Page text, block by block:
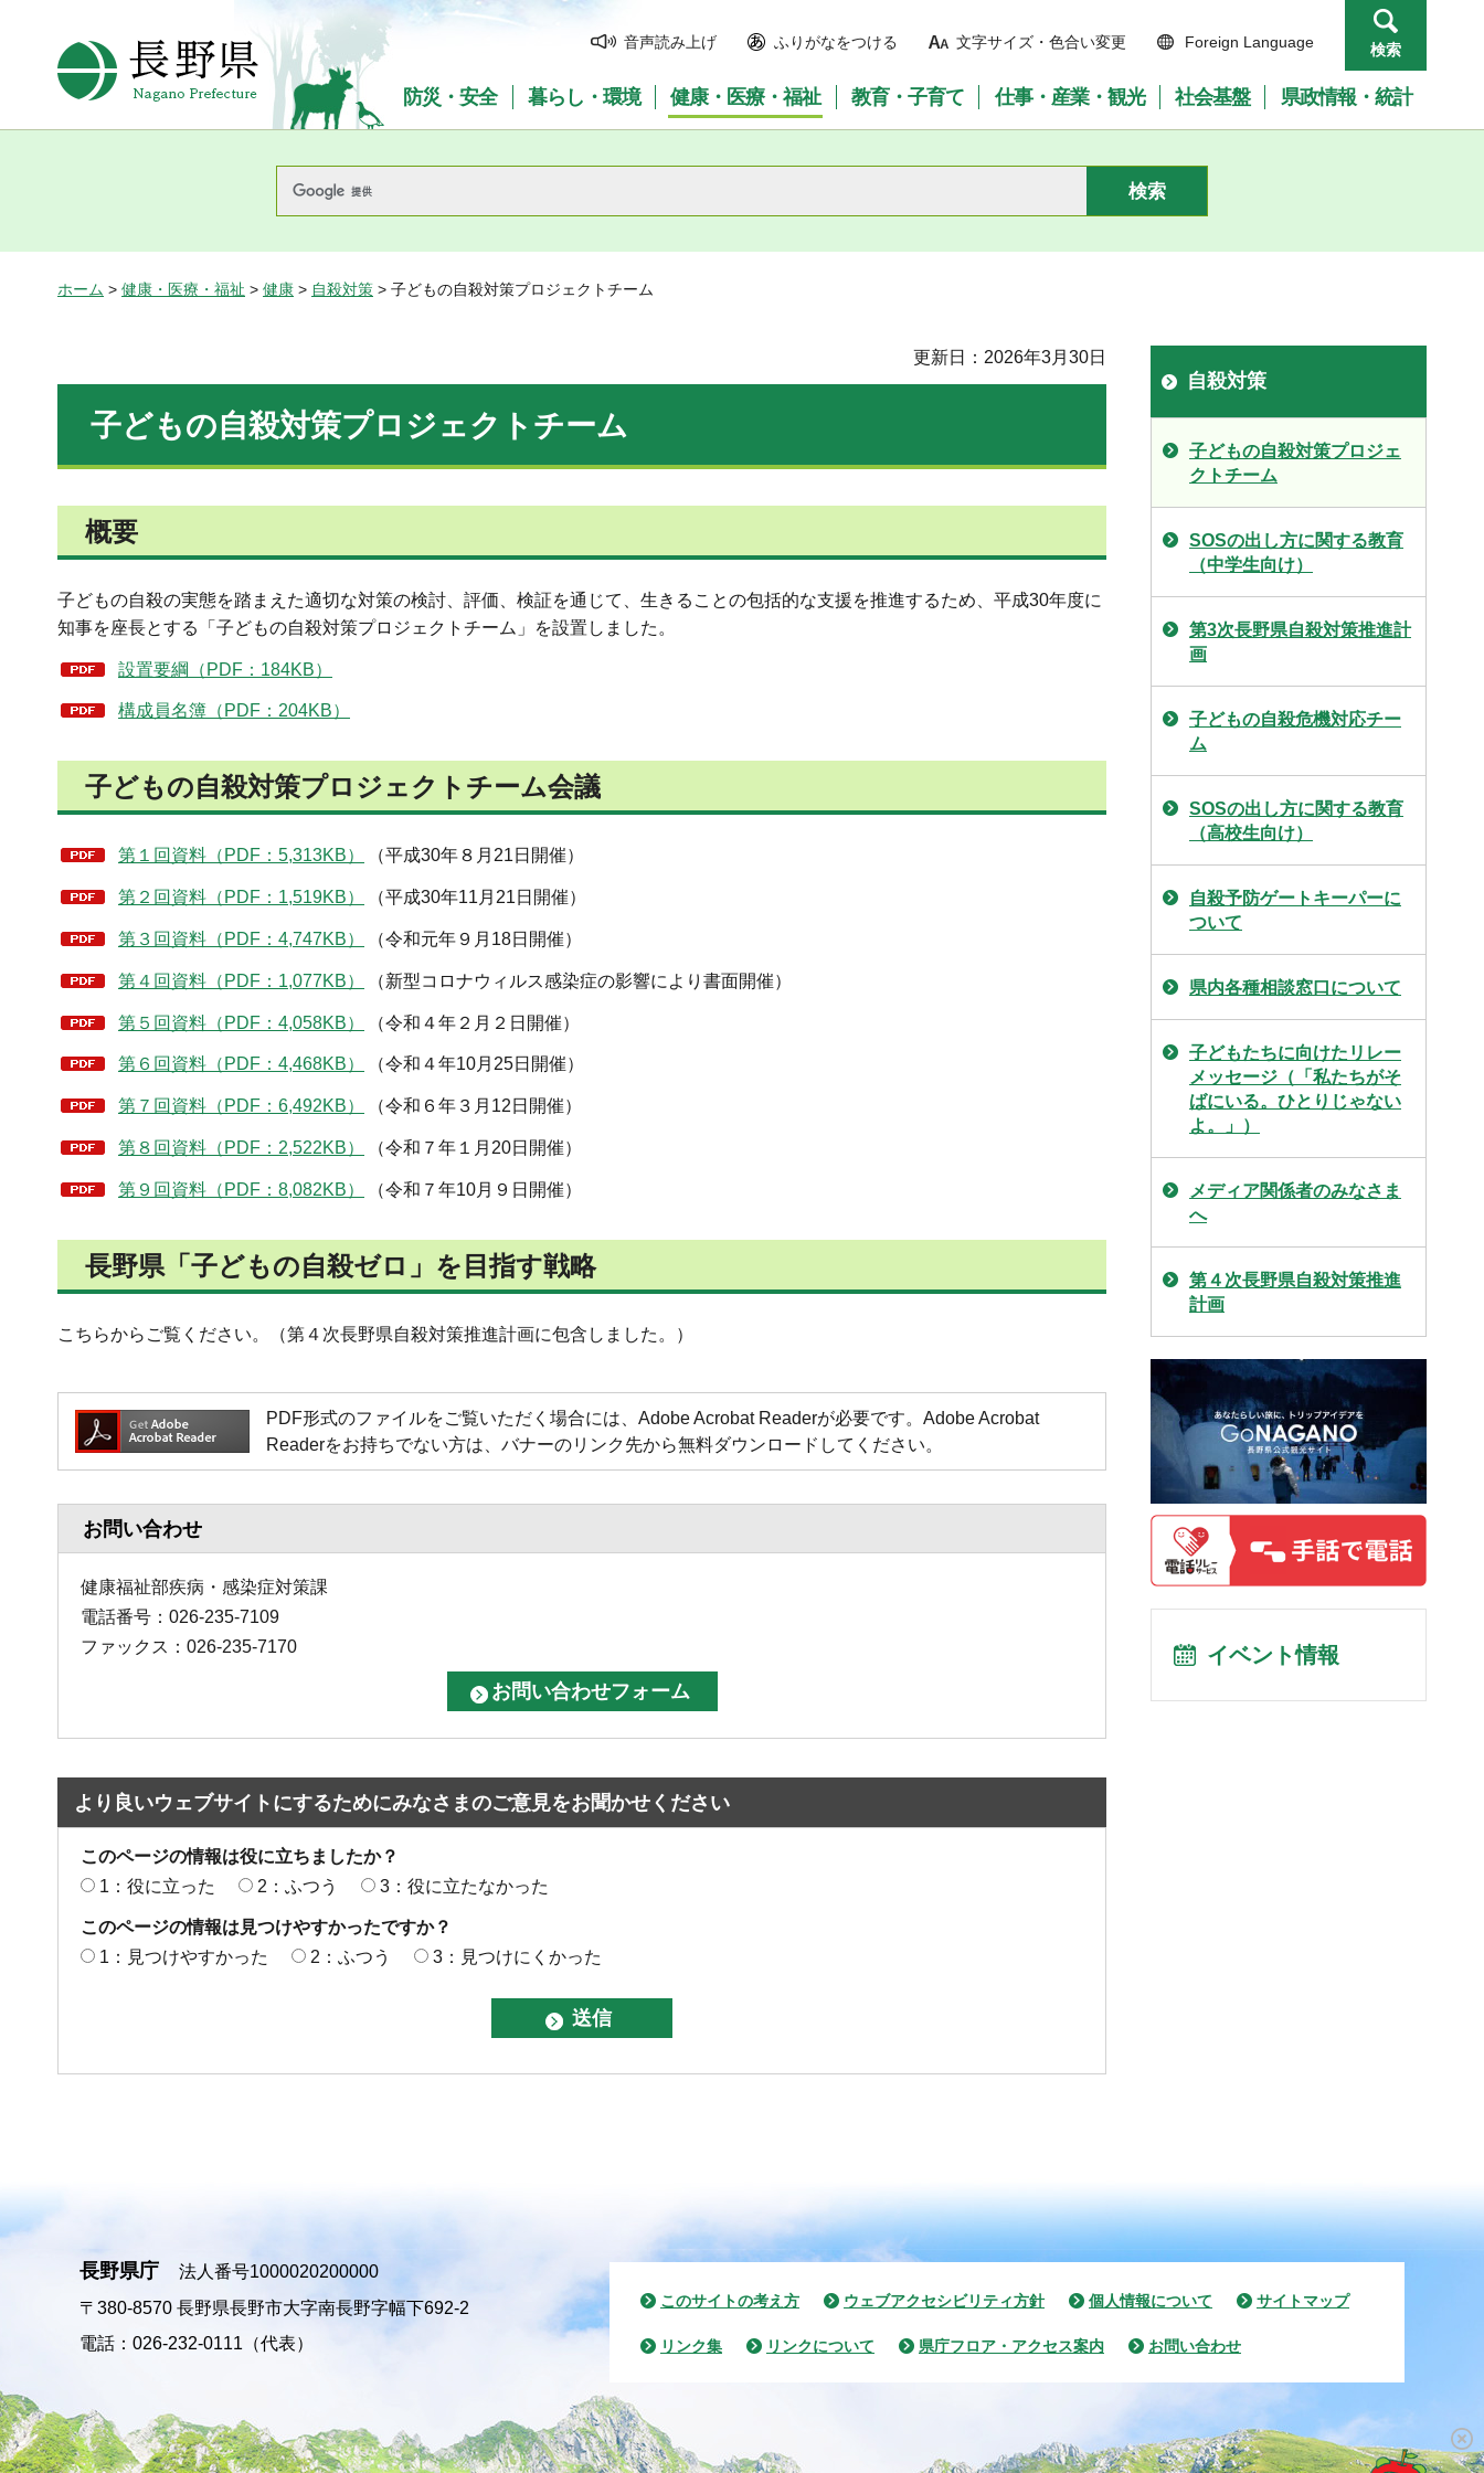
長野県Nagano Prefecture
音声読み上げ ふりがなをつける 文字サイズ・色合い変更 Foreign Language 検索
防災・安全 暮らし・環境 健康・医療・福祉 教育・子育て 仕事・産業・観光 社会基盤 県政情報・統計
ホーム > 健康・医療・福祉 > 健康 > 自殺対策 > 子どもの自殺対策プロジェクトチーム
更新日：2026年3月30日
子どもの自殺対策プロジェクトチーム
概要
子どもの自殺の実態を踏まえた適切な対策の検討、評価、検証を通じて、生きることの包括的な支援を推進するため、平成30年度に
知事を座長とする「子どもの自殺対策プロジェクトチーム」を設置しました。
設置要綱（PDF：184KB）
構成員名簿（PDF：204KB）
子どもの自殺対策プロジェクトチーム会議
第１回資料（PDF：5,313KB） （平成30年８月21日開催）
第２回資料（PDF：1,519KB） （平成30年11月21日開催）
第３回資料（PDF：4,747KB） （令和元年９月18日開催）
第４回資料（PDF：1,077KB） （新型コロナウィルス感染症の影響により書面開催）
第５回資料（PDF：4,058KB） （令和４年２月２日開催）
第６回資料（PDF：4,468KB） （令和４年10月25日開催）
第７回資料（PDF：6,492KB） （令和６年３月12日開催）
第８回資料（PDF：2,522KB） （令和７年１月20日開催）
第９回資料（PDF：8,082KB） （令和７年10月９日開催）
長野県「子どもの自殺ゼロ」を目指す戦略
こちらからご覧ください。（第４次長野県自殺対策推進計画に包含しました。）
PDF形式のファイルをご覧いただく場合には、Adobe Acrobat Readerが必要です。Adobe Acrobat
Readerをお持ちでない方は、バナーのリンク先から無料ダウンロードしてください。
お問い合わせ
健康福祉部疾病・感染症対策課
電話番号：026-235-7109
ファックス：026-235-7170
より良いウェブサイトにするためにみなさまのご意見をお聞かせください
このページの情報は役に立ちましたか？
1：役に立った
2：ふつう 3：役に立たなかった
このページの情報は見つけやすかったですか？
1：見つけやすかった
2：ふつう 3：見つけにくかった
自殺対策
子どもの自殺対策プロジェ
クトチーム
SOSの出し方に関する教育
（中学生向け）
第3次長野県自殺対策推進計
画
子どもの自殺危機対応チー
ム
SOSの出し方に関する教育
（高校生向け）
自殺予防ゲートキーパーに
ついて
県内各種相談窓口について
子どもたちに向けたリレー
メッセージ（「私たちがそ
ばにいる。ひとりじゃない
よ。」）
メディア関係者のみなさま
へ
第４次長野県自殺対策推進
計画
イベント情報
長野県庁
法人番号1000020200000
〒380-8570 長野県長野市大字南長野字幅下692-2
電話：026-232-0111（代表）
このサイトの考え方 ウェブアクセシビリティ方針 個人情報について サイトマップ
リンク集 リンクについて 県庁フロア・アクセス案内 お問い合わせ